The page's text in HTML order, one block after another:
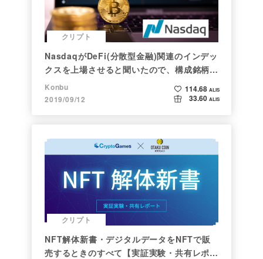
クリプト
NasdaqがDeFi(分散型金融)関連のインデッ
クスを上場させると聞いたので、構成銘柄を
調べてみた
Konbu
2019/09/12
114.68 ALIS
33.60 ALIS
クリプト
NFT解体新書・デジタルデータをNFTで販
売するときのすべて【実証実験・共有レポー